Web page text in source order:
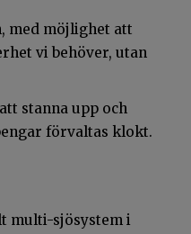
med möjlighet att
vi behöver, utan
stanna upp och
förvaltas klokt.
multi-sjösystem i